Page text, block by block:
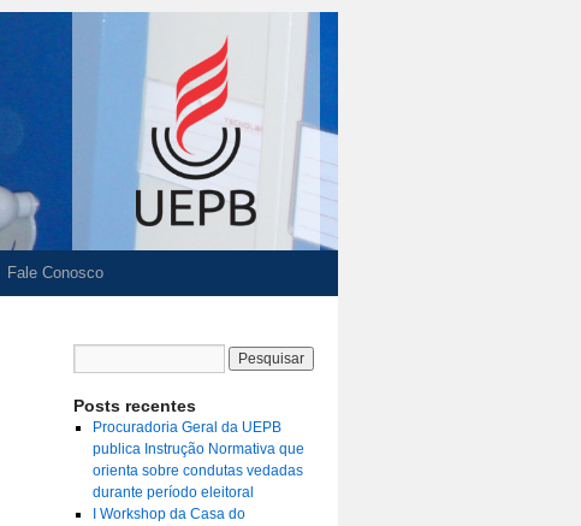
Fale Conosco
Posts recentes
Procuradoria Geral da UEPB
publica Instrução Normativa que
orienta sobre condutas vedadas
durante período eleitoral
I Workshop da Casa do